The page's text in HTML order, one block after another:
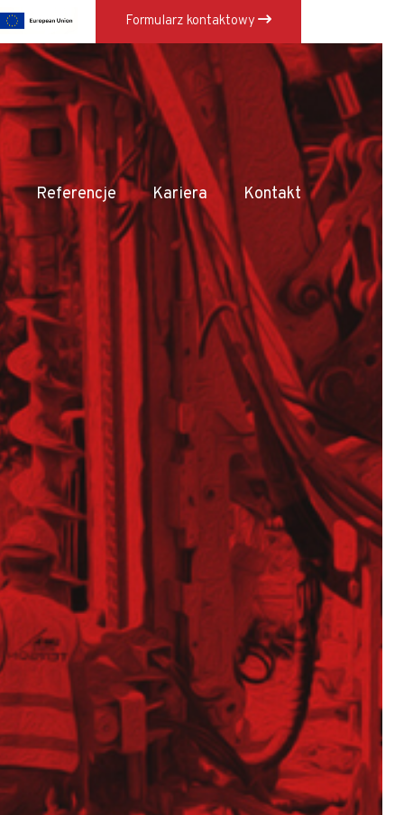
Formularz kontaktowy
Referencje Kariera Kontakt
×